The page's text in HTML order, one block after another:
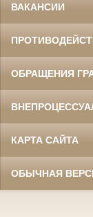
ВАКАНСИИ
ОБРАЩЕНИЯ
КАРТА САЙТА
ОБЫЧНАЯ